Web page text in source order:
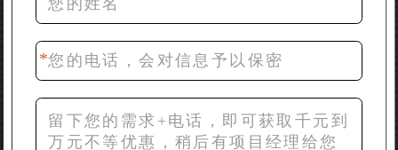
42分钟前 梁先生：膨润土磨到200目，用什么磨粉设
备？